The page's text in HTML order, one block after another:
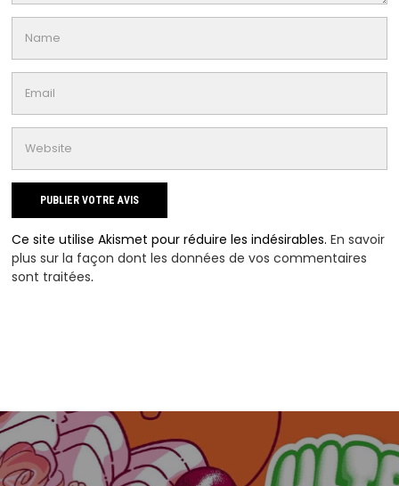
Ce site utilise Akismet pour réduire les indésirables.En savoir
plus sur la façon dont les données de vos commentaires
sont traitées.